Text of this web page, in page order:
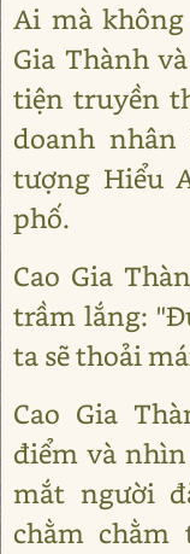
Ai mà không
Gia Thành
tiện truyền
doanh
tượng Hiểu
phố.
Cao Gia
trầm lắng:
ta sẽ thoải
Cao Gia
điểm và
mắt người
chằm chằm